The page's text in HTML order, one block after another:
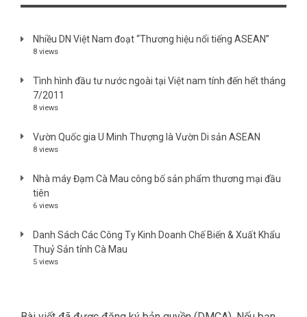
Nhiều DN Việt Nam đoạt “Thương hiệu nổi tiếng ASEAN”
8 views
Tình hình đầu tư nước ngoài tại Việt nam tính đến hết tháng
7/2011
8 views
Vườn Quốc gia U Minh Thượng là Vườn Di sản ASEAN
8 views
Nhà máy Đạm Cà Mau công bố sản phẩm thương mại đầu
tiên
6 views
Danh Sách Các Công Ty Kinh Doanh Chế Biến & Xuất Khẩu
Thuỷ Sản tỉnh Cà Mau
5 views